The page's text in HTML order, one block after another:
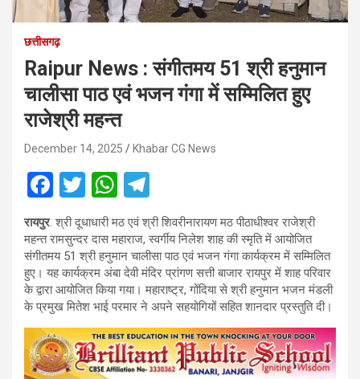
छत्तीसगढ़
Raipur News : संगीतमय 51 श्री हनुमान
चालीसा पाठ एवं भजन गंगा में सम्मिलित हुए
राजेश्री महन्त
December 14, 2025 Khabar CG News
F
a
ce
b
o
o
k
T
wi
tt
er
W
h
at
s
A
p
p
el
e
gr
a
m
रायपुर. श्री दूधाधारी मठ एवं श्री शिवरीनारायण मठ पीठाधीश्वर राजेश्री
महन्त रामसुन्दर दास महाराज, स्वर्गीय निलेश शाह की स्मृति में आयोजित
संगीतमय 51 श्री हनुमान चालीसा पाठ एवं भजन गंगा कार्यक्रम में सम्मिलित
हुए। यह कार्यक्रम अंबा देवी मंदिर प्रांगण सत्ती बाजार रायपुर में शाह परिवार
के द्वारा आयोजित किया गया। महाराष्ट्र, गोंदिया से श्री हनुमान भजन मंडली
के प्रमुख मितेश भाई परमार ने अपने सहयोगियों सहित शानदार प्रस्तुति दी।